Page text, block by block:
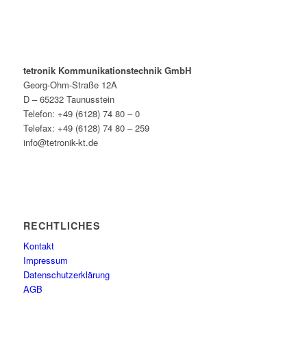
tetronik Kommunikationstechnik GmbH
Georg-Ohm-Straße 12A
D – 65232 Taunusstein
Telefon: +49 (6128) 74 80 – 0
Telefax: +49 (6128) 74 80 – 259
info@tetronik-kt.de
RECHTLICHES
Kontakt
Impressum
Datenschutzerklärung
AGB